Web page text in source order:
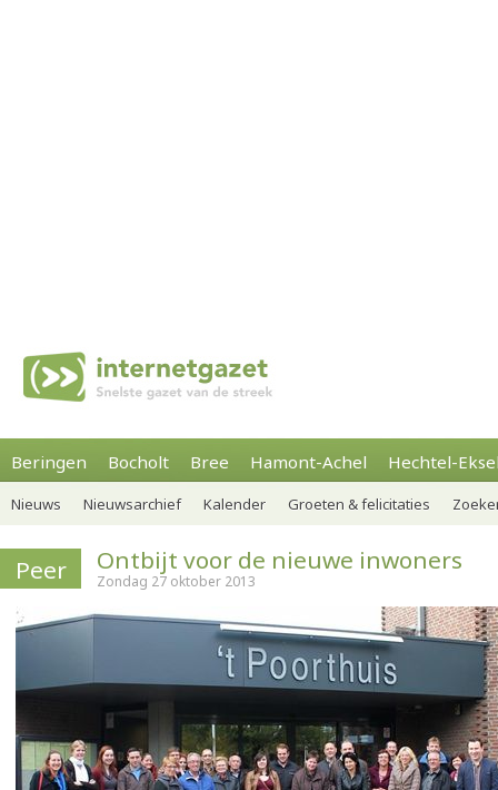
Beringen Bocholt Bree Hamont-Achel Hechtel-
Nieuws Nieuwsarchief Kalender Groeten & felicitaties
Peer Ontbijt voor de nieuwe inwoners
Zondag 27 oktober 2013